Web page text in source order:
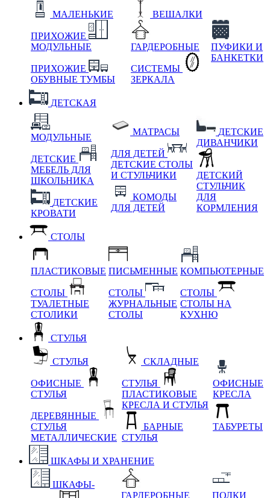
МАЛЕНЬКИЕ
ПРИХОЖИЕ
МОДУЛЬНЫЕ
ПРИХОЖИЕ
ОБУВНЫЕ ТУМБЫ
ВЕШАЛКИ
ГАРДЕРОБНЫЕ
СИСТЕМЫ
ЗЕРКАЛА
ПУФИКИ И
БАНКЕТКИ
ДЕТСКАЯ
МОДУЛЬНЫЕ
ДЕТСКИЕ
МЕБЕЛЬ ДЛЯ
ШКОЛЬНИКА
ДЕТСКИЕ
КРОВАТИ
МАТРАСЫ
ДЛЯ ДЕТЕЙ
ДЕТСКИЕ СТОЛЫ
И СТУЛЬЧИКИ
КОМОДЫ
ДЛЯ ДЕТЕЙ
ДЕТСКИЕ
ДИВАНЧИКИ
ДЕТСКИЙ
СТУЛЬЧИК
ДЛЯ
КОРМЛЕНИЯ
СТОЛЫ
ПЛАСТИКОВЫЕ
СТОЛЫ
ТУАЛЕТНЫЕ
СТОЛИКИ
ПИСЬМЕННЫЕ
СТОЛЫ
ЖУРНАЛЬНЫЕ
СТОЛЫ
КОМПЬЮТЕРНЫЕ
СТОЛЫ
СТОЛЫ НА
КУХНЮ
СТУЛЬЯ
СТУЛЬЯ
ОФИСНЫЕ
СТУЛЬЯ
ДЕРЕВЯННЫЕ
СТУЛЬЯ
МЕТАЛЛИЧЕСКИЕ
СКЛАДНЫЕ
СТУЛЬЯ
ПЛАСТИКОВЫЕ
КРЕСЛА И СТУЛЬЯ
БАРНЫЕ
СТУЛЬЯ
ОФИСНЫЕ
КРЕСЛА
ТАБУРЕТЫ
ШКАФЫ И ХРАНЕНИЕ
ШКАФЫ-
ГАРДЕРОБНЫЕ
ПОЛКИ